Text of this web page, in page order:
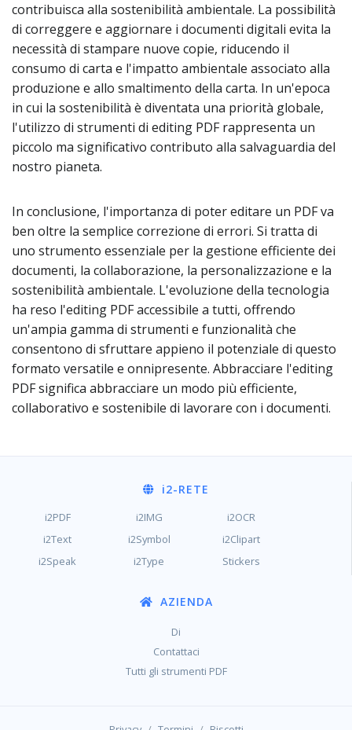
contribuisca alla sostenibilità ambientale. La possibilità
di correggere e aggiornare i documenti digitali evita la
necessità di stampare nuove copie, riducendo il
consumo di carta e l'impatto ambientale associato alla
produzione e allo smaltimento della carta. In un'epoca
in cui la sostenibilità è diventata una priorità globale,
l'utilizzo di strumenti di editing PDF rappresenta un
piccolo ma significativo contributo alla salvaguardia del
nostro pianeta.
In conclusione, l'importanza di poter editare un PDF va
ben oltre la semplice correzione di errori. Si tratta di
uno strumento essenziale per la gestione efficiente dei
documenti, la collaborazione, la personalizzazione e la
sostenibilità ambientale. L'evoluzione della tecnologia
ha reso l'editing PDF accessibile a tutti, offrendo
un'ampia gamma di strumenti e funzionalità che
consentono di sfruttare appieno il potenziale di questo
formato versatile e onnipresente. Abbracciare l'editing
PDF significa abbracciare un modo più efficiente,
collaborativo e sostenibile di lavorare con i documenti.
i2-RETE
i2PDF i2IMG
i2OCR
i2Text
i2Symbol
i2Clipart
i2Speak
i2Type Stickers
AZIENDA
Di
Contattaci
Tutti gli strumenti PDF